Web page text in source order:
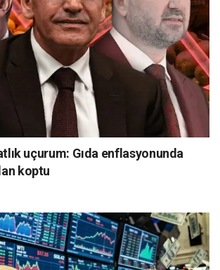
uçurum: Gıda enflasyonunda
koptu